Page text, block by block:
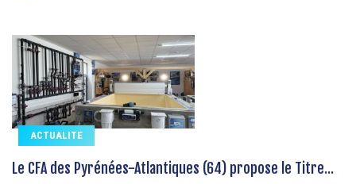
ACTUALITE
Le CFA des Pyrénées-Atlantiques (64) propose le Titre...